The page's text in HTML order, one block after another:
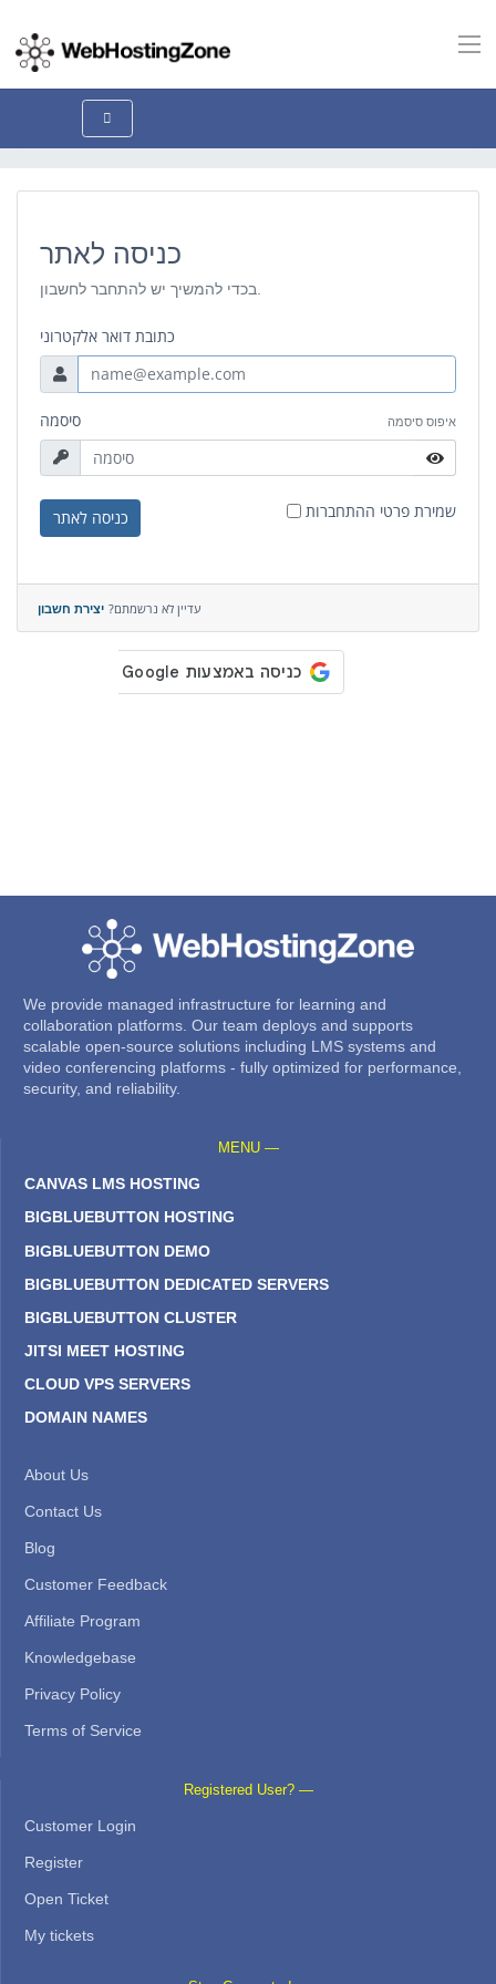
כניסה לאתר
כתובת דואר אלקטרוני
סיסמה איפוס סיסמה
כניסה לאתר שמירת פרטי ההתחברות
עדיין לא נרשמתם? יצירת חשבון
We provide managed infrastructure for learning and
collaboration platforms. Our team deploys and supports
scalable open-source solutions including LMS systems and
video conferencing platforms - fully optimized for performance,
security, and reliability.
MENU —
CANVAS LMS HOSTING
BIGBLUEBUTTON HOSTING
BIGBLUEBUTTON DEMO
BIGBLUEBUTTON DEDICATED SERVERS
BIGBLUEBUTTON CLUSTER
JITSI MEET HOSTING
CLOUD VPS SERVERS
DOMAIN NAMES
About Us
Contact Us
Blog
Customer Feedback
Affiliate Program
Knowledgebase
Privacy Policy
Terms of Service
Registered User? —
Customer Login
Register
Open Ticket
My tickets